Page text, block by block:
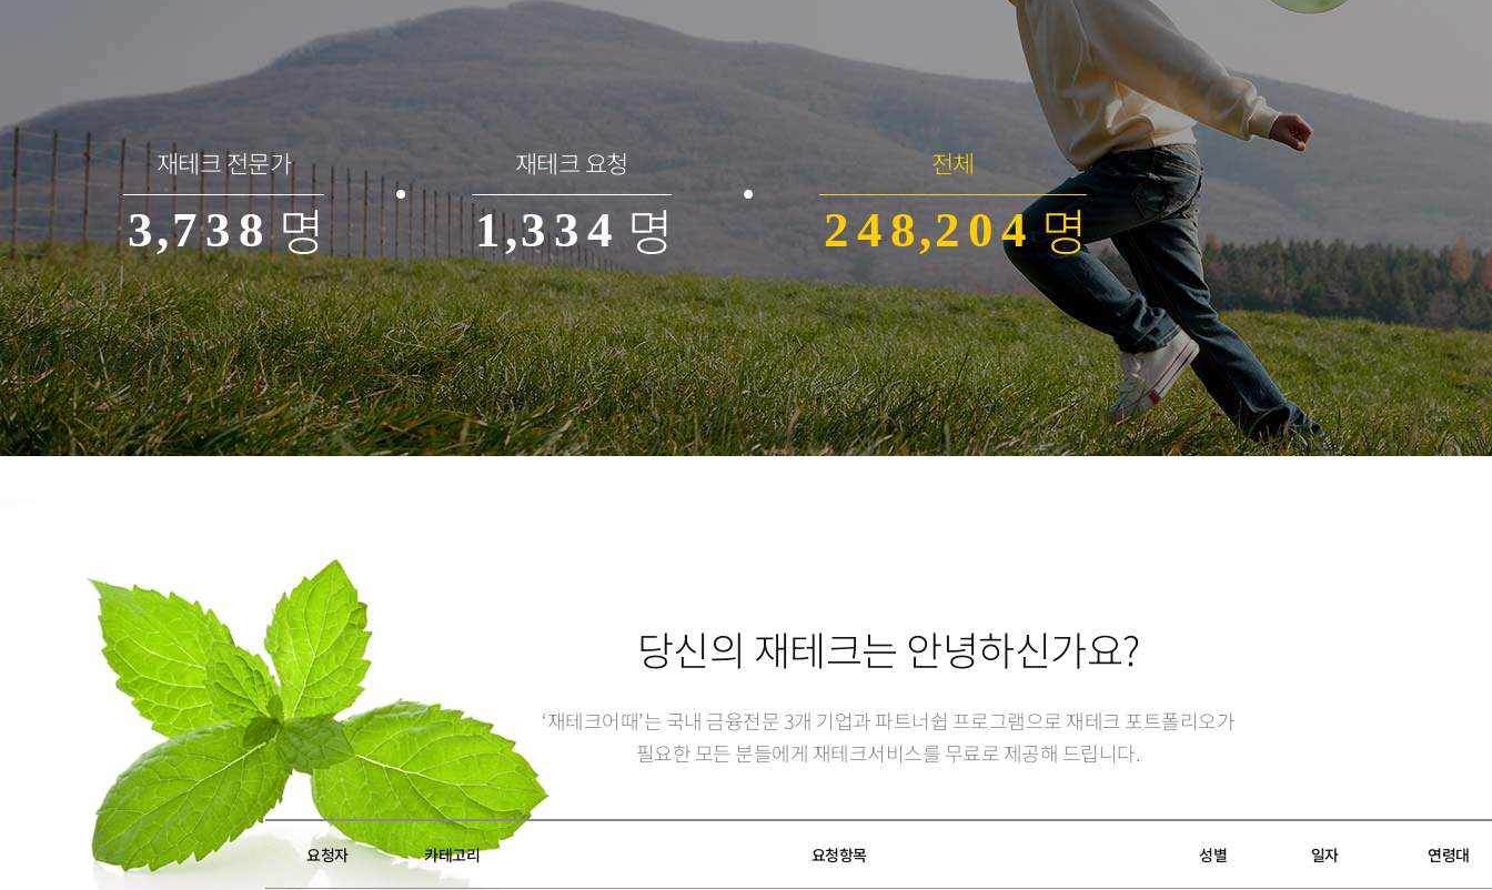
재테크 전문가
1
2
3
4
5
6
9
,
5
6
7
8
9
1
2
3
4
5
6
9
6
7
8
9
명
재테크 요청
1
2
3
4
9
,
2
3
4
5
6
2
3
4
5
6
1
2
3
4
5
6
7
명
전체
2
3
4
5
8
2
4
5
6
7
6
8
9
,
0
1
2
3
4
5
8
0
1
2
3
6
8
9
1
2
4
5
6
7
명
당신의 재테크는 안녕하신가요?
‘재테크어때’는 국내 금융전문 3개 기업과 파트너쉽 프로그램으로 재테크 포트폴리오가
필요한 모든 분들에게 재테크서비스를 무료로 제공해 드립니다.
요청자 카테고리 요청항목 성별 일자 연령대